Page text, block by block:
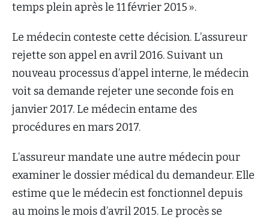
temps plein après le 11 février 2015 ».
Le médecin conteste cette décision. L’assureur
rejette son appel en avril 2016. Suivant un
nouveau processus d’appel interne, le médecin
voit sa demande rejeter une seconde fois en
janvier 2017. Le médecin entame des
procédures en mars 2017.
L’assureur mandate une autre médecin pour
examiner le dossier médical du demandeur. Elle
estime que le médecin est fonctionnel depuis
au moins le mois d’avril 2015. Le procès se